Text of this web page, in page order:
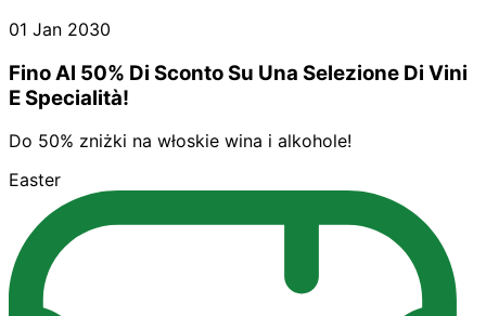
01 Jan 2030
Fino Al 50% Di Sconto Su Una Selezione Di Vini
E Specialità!
Do 50% zniżki na włoskie wina i alkohole!
Easter